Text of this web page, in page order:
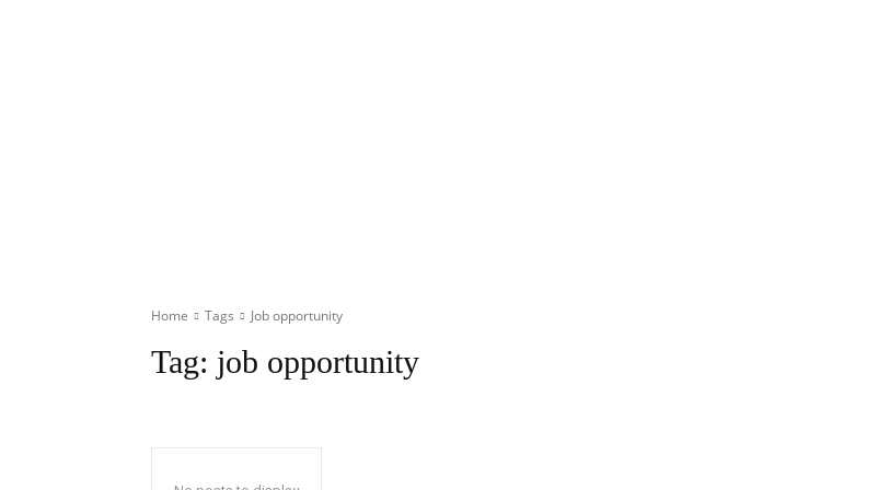
Home Tags Job opportunity
Tag: job opportunity